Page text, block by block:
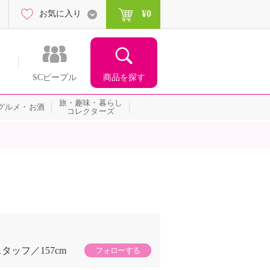
SCピープル 商品を探す
お気に入り ¥0
ルメ・お酒
旅・趣味・暮らし
コレクターズ
ッフ
157cm フォローする